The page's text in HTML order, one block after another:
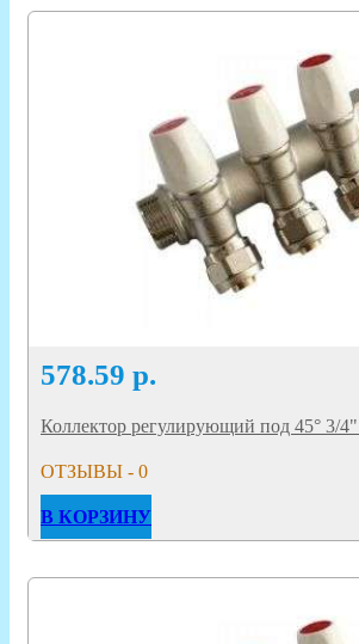
578.59 р.
Коллектор регулирующий под 45° 3/
ОТЗЫВЫ - 0
В КОРЗИНУ